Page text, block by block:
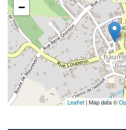
−
Leaflet | Map data ©